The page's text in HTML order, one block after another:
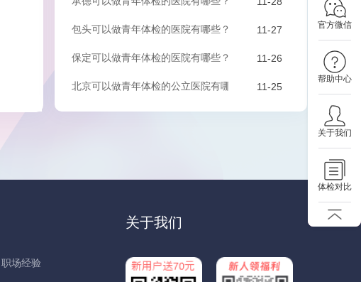
官方微信
帮助中心
关于我们
体检对比
包头可以做青年体检的医院有哪些？该如何预约？
11-27
保定可以做青年体检的医院有哪些？有哪些套餐可以选择？
11-26
北京可以做青年体检的公立医院有哪些？有哪些套餐可以选择？
11-25
职场经验
关于我们